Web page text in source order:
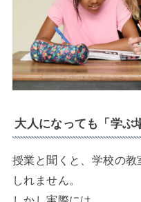
大人になっても「学ぶ
授業と聞くと、学校の
しれません。